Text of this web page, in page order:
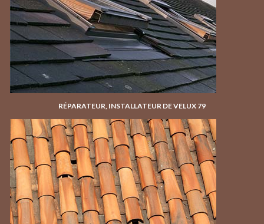
RÉPARATEUR, INSTALLATEUR DE VELUX 79